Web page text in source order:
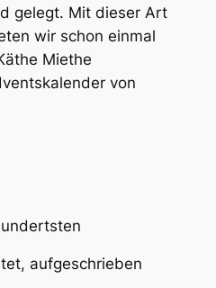
gelegt. Mit dieser Art
wir schon einmal
Miethe
von
aufgeschrieben